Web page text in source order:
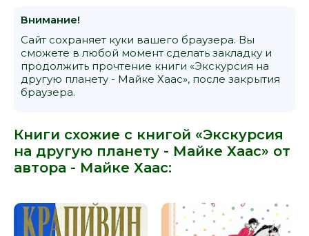
Внимание!
Сайт сохраняет куки вашего браузера. Вы
сможете в любой момент сделать закладку и
продолжить прочтение книги «Экскурсия на
другую планету - Майке Хаас», после закрытия
браузера.
Книги схожие с книгой «Экскурсия
на другую планету - Майке Хаас» от
автора - Майке Хаас: